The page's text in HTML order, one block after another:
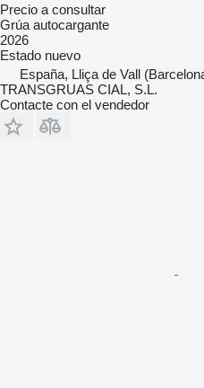
Precio a consultar
Grúa autocargante
2026
Estado nuevo
España, Lliça de Vall
TRANSGRUAS CIAL, S.L.
Contacte con el vendedor